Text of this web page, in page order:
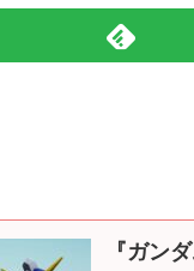
『ガン